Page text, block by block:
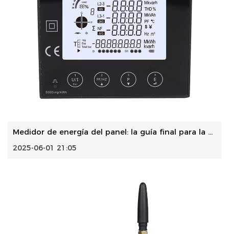
Medidor de energía del panel: la guía final para la monito...
2025-06-01 21:05